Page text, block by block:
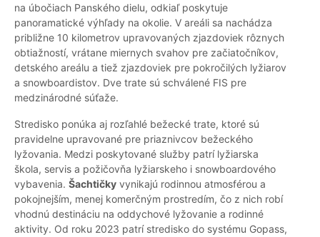
na úbočiach Panského dielu, odkiaľ poskytuje
panoramatické výhľady na okolie. V areáli sa nachádza
približne 10 kilometrov upravovaných zjazdoviek rôznych
obtiažností, vrátane miernych svahov pre začiatočníkov,
detského areálu a tiež zjazdoviek pre pokročilých lyžiarov
a snowboardistov. Dve trate sú schválené FIS pre
medzinárodné súťaže.
Stredisko ponúka aj rozľahlé bežecké trate, ktoré sú
pravidelne upravované pre priaznivcov bežeckého
lyžovania. Medzi poskytované služby patrí lyžiarska
škola, servis a požičovňa lyžiarskeho i snowboardového
vybavenia. Šachtičky vynikajú rodinnou atmosférou a
pokojnejším, menej komerčným prostredím, čo z nich robí
vhodnú destináciu na oddychové lyžovanie a rodinné
aktivity. Od roku 2023 patrí stredisko do systému Gopass,